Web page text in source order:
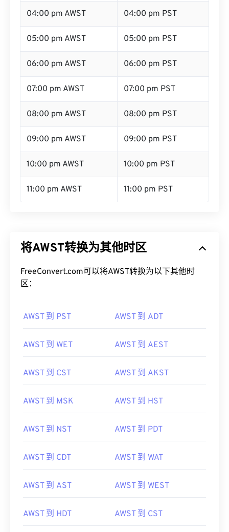
04:00 pm AWST 04:00 pm PST
05:00 pm AWST 05:00 pm PST
06:00 pm AWST 06:00 pm PST
07:00 pm AWST 07:00 pm PST
08:00 pm AWST 08:00 pm PST
09:00 pm AWST 09:00 pm PST
10:00 pm AWST 10:00 pm PST
11:00 pm AWST 11:00 pm PST
将AWST转换为其他时区
FreeConvert.com可以将AWST转换为以下其他时
区：
AWST 到 PST AWST 到 ADT
AWST 到 WET AWST 到 AEST
AWST 到 CST AWST 到 AKST
AWST 到 MSK AWST 到 HST
AWST 到 NST AWST 到 PDT
AWST 到 CDT AWST 到 WAT
AWST 到 AST AWST 到 WEST
AWST 到 HDT AWST 到 CST